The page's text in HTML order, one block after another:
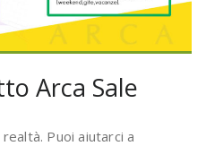
Arca Sale
Puoi aiutarci a